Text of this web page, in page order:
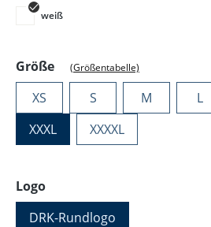
weiß
Größeauswählen
(Größentabelle)
XS S M L
XXXL
XXXXL
Logoauswählen
DRK-Rundlogo